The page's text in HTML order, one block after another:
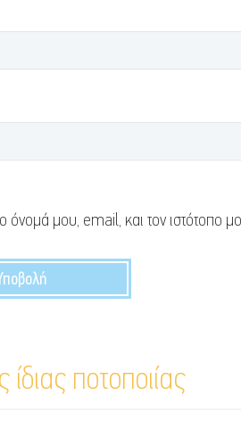
όνομά μου, email, και τον ιστότοπο
ποτοποιίας